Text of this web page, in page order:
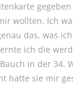
wollten. Ich
das, was
ich die
in der 34.
hatte sie mir